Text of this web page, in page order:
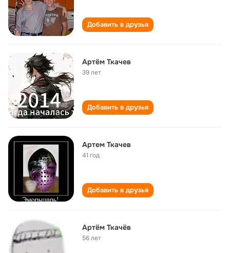
Добавить в друзья
Артём Ткачев
39 лет
Добавить в друзья
Артем Ткачев
41 год
Добавить в друзья
Артём Ткачёв
56 лет